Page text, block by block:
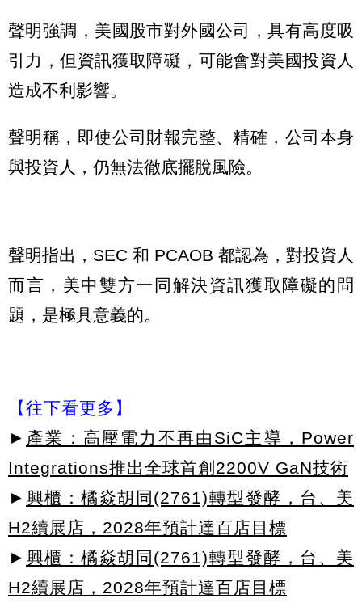
聲明強調，美國股市對外國公司，具有高度吸
引力，但資訊獲取障礙，可能會對美國投資人
造成不利影響。
聲明稱，即使公司財報完整、精確，公司本身
與投資人，仍無法徹底擺脫風險。
聲明指出，SEC 和 PCAOB 都認為，對投資人
而言，美中雙方一同解決資訊獲取障礙的問
題，是極具意義的。
【往下看更多】
► 產業：高壓電力不再由SiC主導，Power
Integrations推出全球首創2200V GaN技術
► 興櫃：橘焱胡同(2761)轉型發酵，台、美
H2續展店，2028年預計達百店目標
► 興櫃：橘焱胡同(2761)轉型發酵，台、美
H2續展店，2028年預計達百店目標